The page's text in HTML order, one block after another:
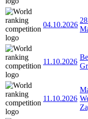
04.10.2026
11.10.2026
11.10.2026